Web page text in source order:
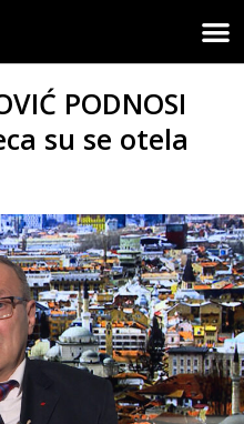
PODNOSI
su se otela